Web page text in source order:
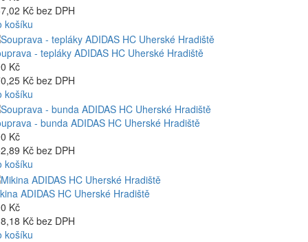
Kč bez DPH
košíku
- tepláky ADIDAS HC Uherské Hradiště
Kč
Kč bez DPH
košíku
- bunda ADIDAS HC Uherské Hradiště
Kč
Kč bez DPH
košíku
ADIDAS HC Uherské Hradiště
Kč
Kč bez DPH
košíku